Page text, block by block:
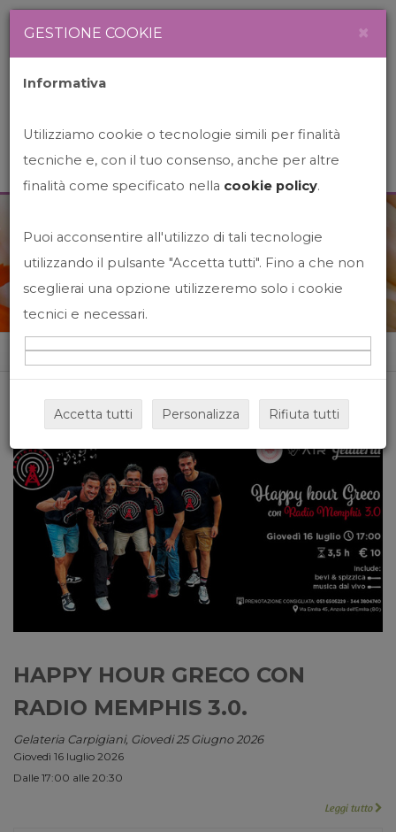
News&Events
Home News&events
HAPPY HOUR GRECO CON
RADIO MEMPHIS 3.0.
Gelateria Carpigiani, Giovedi 25 Giugno 2026
Giovedì 16 luglio 2026
Dalle 17:00 alle 20:30
Leggi tutto
GESTIONE COOKIE ×
Informativa
Utilizziamo cookie o tecnologie simili per finalità
tecniche e, con il tuo consenso, anche per altre
finalità come specificato nella cookie policy.
Puoi acconsentire all'utilizzo di tali tecnologie
utilizzando il pulsante "Accetta tutti". Fino a che non
sceglierai una opzione utilizzeremo solo i cookie
tecnici e necessari.
Accetta tutti Personalizza Rifiuta tutti